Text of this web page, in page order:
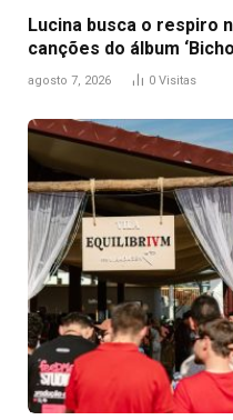
Lucina busca o respiro
canções do álbum
agosto 7, 2026 0 Visitas